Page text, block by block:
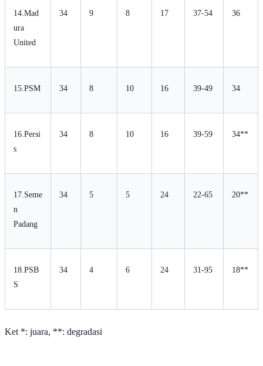
14.Mad
ura
United
34 9 8 17 37-54 36
15.PSM 34 8 10 16 39-49 34
16.Persi
s
34 8 10 16 39-59 34**
17.Seme
n
Padang
34 5 5 24 22-65 20**
18.PSB
S
34 4 6 24 31-95 18**
Ket *: juara, **: degradasi